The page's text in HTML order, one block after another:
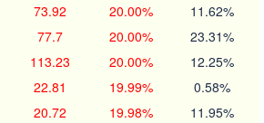
73.92 20.00% 11.62%
77.7 20.00% 23.31%
113.23 20.00% 12.25%
22.81 19.99% 0.58%
20.72 19.98% 11.95%